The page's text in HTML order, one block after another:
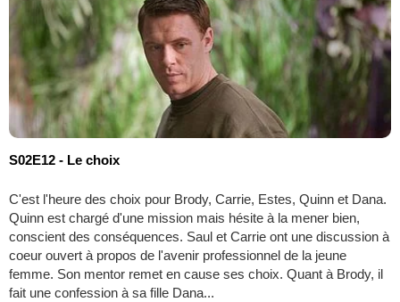
S02E12 - Le choix
C'est l'heure des choix pour Brody, Carrie, Estes, Quinn et Dana.
Quinn est chargé d'une mission mais hésite à la mener bien,
conscient des conséquences. Saul et Carrie ont une discussion à
coeur ouvert à propos de l'avenir professionnel de la jeune
femme. Son mentor remet en cause ses choix. Quant à Brody, il
fait une confession à sa fille Dana...